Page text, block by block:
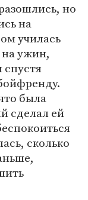
но
на
училась
на ужин,
спустя
была
сделал ей
сколько